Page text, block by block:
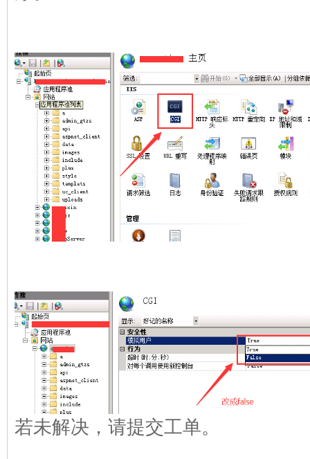
若未解决，请提交工单。